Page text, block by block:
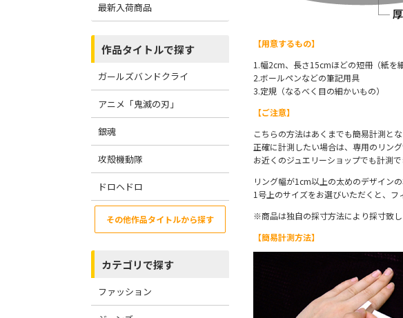
最新入荷商品
作品タイトルで探す
ガールズバンドクライ
アニメ「鬼滅の刃」
銀魂
攻殻機動隊
ドロヘドロ
その他作品タイトルから探す
カテゴリで探す
ファッション
【用意するもの】
1.幅2cm、長さ15cmほどの短冊（紙を
2.ボールペンなどの筆記用具
3.定規（なるべく目の細かいもの）
【ご注意】
こちらの方法はあくまでも簡易計測と
正確に計測したい場合は、専用のリン
お近くのジュエリーショップでも計測で
リング幅が1cm以上の太めのデザイン
1号上のサイズをお選びいただくと、フ
※商品は独自の採寸方法により採寸致し
【簡易計測方法】